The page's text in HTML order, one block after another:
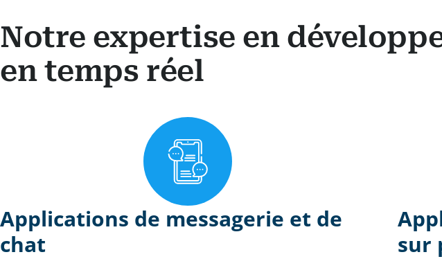
Notre expertise en
en temps réel
Applications de messagerie et de
chat
sur